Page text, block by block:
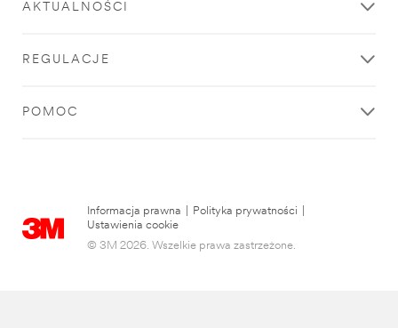
AKTUALNOŚCI
REGULACJE
POMOC
Informacja prawna Polityka prywatności
Ustawienia cookie
© 3M 2026. Wszelkie prawa zastrzeżone.